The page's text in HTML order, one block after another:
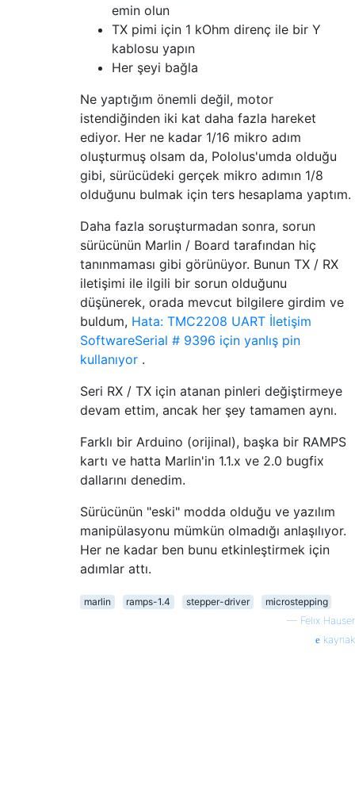
emin olun
TX pimi için 1 kOhm direnç ile bir Y
kablosu yapın
Her şeyi bağla
Ne yaptığım önemli değil, motor
istendiğinden iki kat daha fazla hareket
ediyor. Her ne kadar 1/16 mikro adım
oluşturmuş olsam da, Pololus'umda olduğu
gibi, sürücüdeki gerçek mikro adımın 1/8
olduğunu bulmak için ters hesaplama yaptım.
Daha fazla soruşturmadan sonra, sorun
sürücünün Marlin / Board tarafından hiç
tanınmaması gibi görünüyor. Bunun TX / RX
iletişimi ile ilgili bir sorun olduğunu
düşünerek, orada mevcut bilgilere girdim ve
buldum, Hata: TMC2208 UART İletişim
SoftwareSerial # 9396 için yanlış pin
kullanıyor .
Seri RX / TX için atanan pinleri değiştirmeye
devam ettim, ancak her şey tamamen aynı.
Farklı bir Arduino (orijinal), başka bir RAMPS
kartı ve hatta Marlin'in 1.1.x ve 2.0 bugfix
dallarını denedim.
Sürücünün "eski" modda olduğu ve yazılım
manipülasyonu mümkün olmadığı anlaşılıyor.
Her ne kadar ben bunu etkinleştirmek için
adımlar attı.
marlin ramps-1.4 stepper-driver
microstepping
— Felix Hauser
kaynak